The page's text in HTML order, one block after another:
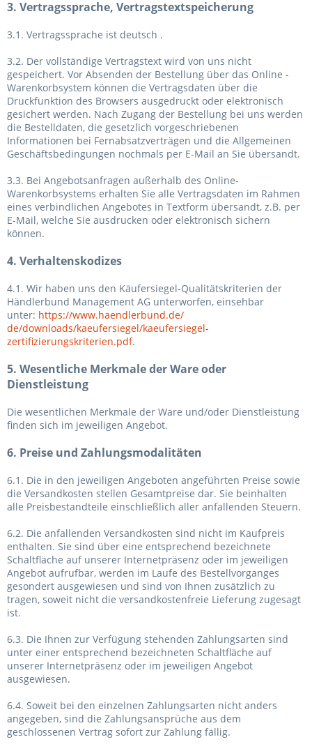
3. Vertragssprache, Vertragstextspeicherung
3.1. Vertragssprache ist deutsch .
3.2. Der vollständige Vertragstext wird von uns nicht
gespeichert. Vor Absenden der Bestellung über das Online -
Warenkorbsystem können die Vertragsdaten über die
Druckfunktion des Browsers ausgedruckt oder elektronisch
gesichert werden. Nach Zugang der Bestellung bei uns werden
die Bestelldaten, die gesetzlich vorgeschriebenen
Informationen bei Fernabsatzverträgen und die Allgemeinen
Geschäftsbedingungen nochmals per E-Mail an Sie übersandt.
3.3. Bei Angebotsanfragen außerhalb des Online-
Warenkorbsystems erhalten Sie alle Vertragsdaten im Rahmen
eines verbindlichen Angebotes in Textform übersandt, z.B. per
E-Mail, welche Sie ausdrucken oder elektronisch sichern
können.
4. Verhaltenskodizes
4.1. Wir haben uns den Käufersiegel-Qualitätskriterien der
Händlerbund Management AG unterworfen, einsehbar
unter: https://www.haendlerbund.de/
de/downloads/kaeufersiegel/kaeufersiegel-
zertifizierungskriterien.pdf.
5. Wesentliche Merkmale der Ware oder
Dienstleistung
Die wesentlichen Merkmale der Ware und/oder Dienstleistung
finden sich im jeweiligen Angebot.
6. Preise und Zahlungsmodalitäten
6.1. Die in den jeweiligen Angeboten angeführten Preise sowie
die Versandkosten stellen Gesamtpreise dar. Sie beinhalten
alle Preisbestandteile einschließlich aller anfallenden Steuern.
6.2. Die anfallenden Versandkosten sind nicht im Kaufpreis
enthalten. Sie sind über eine entsprechend bezeichnete
Schaltfläche auf unserer Internetpräsenz oder im jeweiligen
Angebot aufrufbar, werden im Laufe des Bestellvorganges
gesondert ausgewiesen und sind von Ihnen zusätzlich zu
tragen, soweit nicht die versandkostenfreie Lieferung zugesagt
ist.
6.3. Die Ihnen zur Verfügung stehenden Zahlungsarten sind
unter einer entsprechend bezeichneten Schaltfläche auf
unserer Internetpräsenz oder im jeweiligen Angebot
ausgewiesen.
6.4. Soweit bei den einzelnen Zahlungsarten nicht anders
angegeben, sind die Zahlungsansprüche aus dem
geschlossenen Vertrag sofort zur Zahlung fällig.